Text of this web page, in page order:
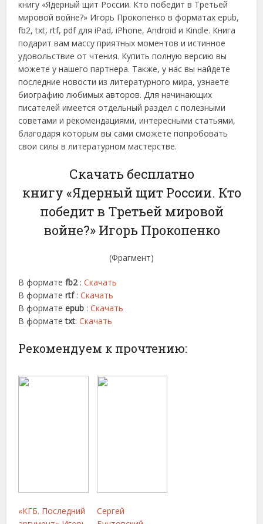
книгу «Ядерный щит России. Кто победит в Третьей
мировой войне?» Игорь Прокопенко в форматах epub,
fb2, txt, rtf, pdf для iPad, iPhone, Android и Kindle. Книга
подарит вам массу приятных моментов и истинное
удовольствие от чтения. Купить полную версию вы
можете у нашего партнера. Также, у нас вы найдете
последние новости из литературного мира, узнаете
биографию любимых авторов. Для начинающих
писателей имеется отдельный раздел с полезными
советами и рекомендациями, интересными статьями,
благодаря которым вы сами сможете попробовать
свои силы в литературном мастерстве.
Скачать бесплатно
книгу «Ядерный щит России. Кто
победит в Третьей мировой
войне?» Игорь Прокопенко
(Фрагмент)
В форматеfb2:Скачать
В форматеrtf :Скачать
В форматеepub :Скачать
В форматеtxt:Скачать
Рекомендуем к прочтению:
«КГБ. Последний
Сергей